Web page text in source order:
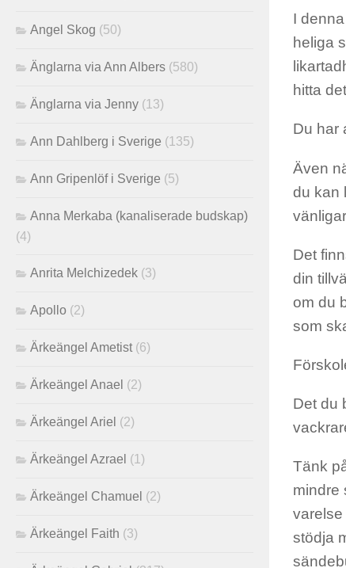
I
heliga
hitta
Du har
Även
du kan
Det
din
om du
som
Det du
Tänk
mindre
varelse
stödja
Angel Skog (50)
Änglarna via Ann Albers (580)
Änglarna via Jenny (13)
Ann Dahlberg i Sverige (135)
Ann Gripenlöf i Sverige (5)
Anna Merkaba (kanaliserade budskap)
(4)
Anrita Melchizedek (3)
Apollo (2)
Ärkeängel Ametist (6)
Ärkeängel Anael (2)
Ärkeängel Ariel (2)
Ärkeängel Azrael (1)
Ärkeängel Chamuel (2)
Ärkeängel Faith (3)